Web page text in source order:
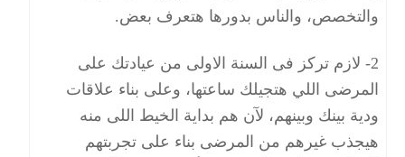
والتخصص، والناس بدورها هتعرف بعض.
2- لازم تركز فى السنة الاولى من عيادتك على
المرضى اللي هتجيلك ساعتها، وعلى بناء علاقات
ودية بينك وبينهم، لآن هم بداية الخيط اللى منه
هيجذب غيرهم من المرضى بناء على تجربتهم